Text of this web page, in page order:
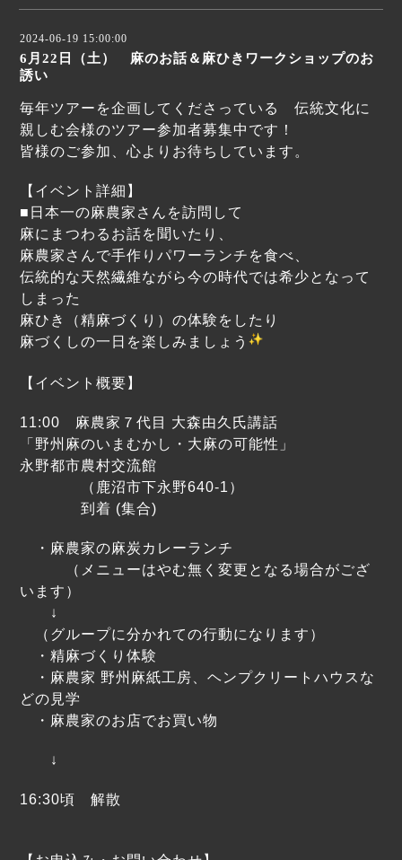
2024-06-19 15:00:00
6月22日（土） 麻のお話＆麻ひきワークショップのお
誘い
毎年ツアーを企画してくださっている 伝統文化に
親しむ会様のツアー参加者募集中です！
皆様のご参加、心よりお待ちしています。
【イベント詳細】
■日本一の麻農家さんを訪問して
麻にまつわるお話を聞いたり、
麻農家さんで手作りパワーランチを食べ、
伝統的な天然繊維ながら今の時代では希少となって
しまった
麻ひき（精麻づくり）の体験をしたり
麻づくしの一日を楽しみましょう
【イベント概要】
11:00 麻農家７代目 大森由久氏講話
「野州麻のいまむかし・大麻の可能性」
永野都市農村交流館
（鹿沼市下永野640-1）
到着 (集合)
・麻農家の麻炭カレーランチ
（メニューはやむ無く変更となる場合がござ
います）
↓
（グループに分かれての行動になります）
・精麻づくり体験
・麻農家 野州麻紙工房、ヘンプクリートハウスな
どの見学
・麻農家のお店でお買い物
↓
16:30頃 解散